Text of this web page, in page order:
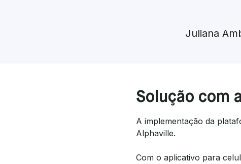
Juliana
Solução com
A implementação da
Alphaville.
Com o aplicativo para